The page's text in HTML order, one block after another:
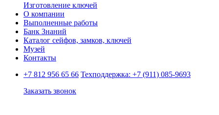
Изготовление ключей
О компании
Выполненные работы
Банк Знаний
Каталог сейфов, замков, ключей
Музей
Контакты
+7 812 956 65 66 Техподдержка: +7 (911) 085-9693
Заказать звонок